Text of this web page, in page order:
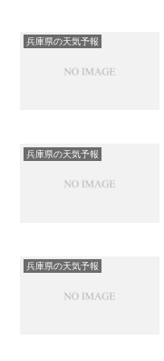
兵庫県の天気予報
兵庫県の天気予報
兵庫県の天気予報